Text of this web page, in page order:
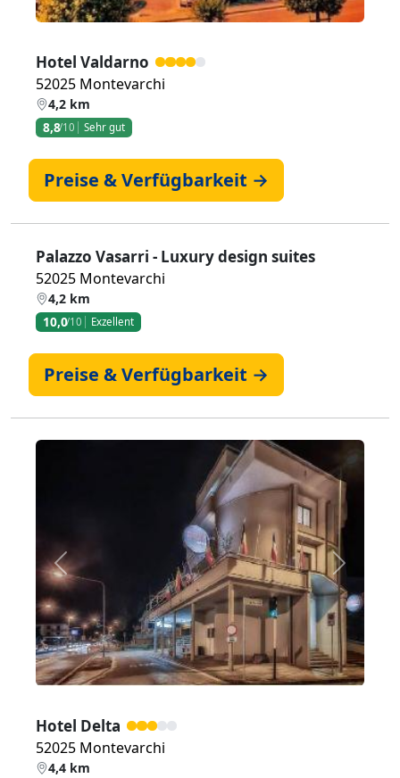
Hotel Valdarno
52025 Montevarchi
4,2 km
8,8/10 Sehr gut
Preise & Verfügbarkeit →
Palazzo Vasarri - Luxury design suites
52025 Montevarchi
4,2 km
10,0/10 Exzellent
Preise & Verfügbarkeit →
Zurück Weiter
Hotel Delta
52025 Montevarchi
4,4 km